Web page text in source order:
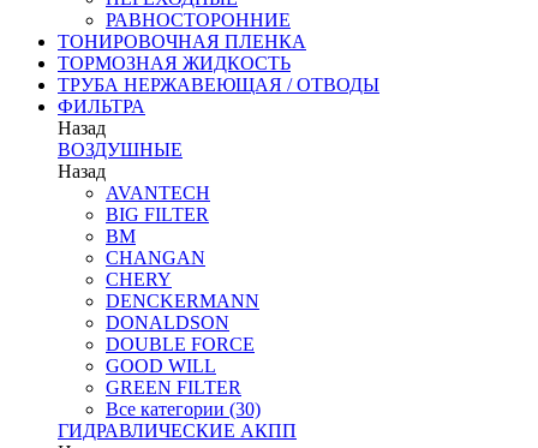
РАВНОСТОРОННИЕ
ТОНИРОВОЧНАЯ ПЛЕНКА
ТОРМОЗНАЯ ЖИДКОСТЬ
ТРУБА НЕРЖАВЕЮЩАЯ / ОТВОДЫ
ФИЛЬТРА
Назад
ВОЗДУШНЫЕ
Назад
AVANTECH
BIG FILTER
BM
CHANGAN
CHERY
DENCKERMANN
DONALDSON
DOUBLE FORCE
GOOD WILL
GREEN FILTER
Все категории (30)
ГИДРАВЛИЧЕСКИЕ АКПП